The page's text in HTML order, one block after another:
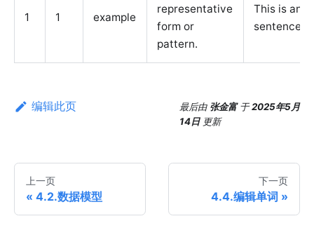
1 1 example
representative
form or
pattern.
This is an
sentence.
编辑此页 最后由 张金富 于2025年5月
14日 更新
上一页
4.2.数据模型
下一页
4.4.编辑单词